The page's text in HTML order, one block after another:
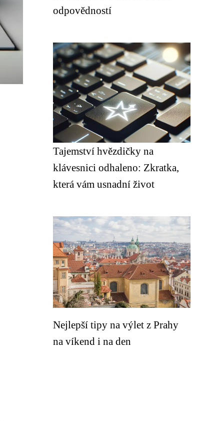
odpovědností
Tajemství hvězdičky na
klávesnici odhaleno: Zkratka,
která vám usnadní život
Nejlepší tipy na výlet z Prahy
na víkend i na den